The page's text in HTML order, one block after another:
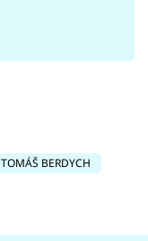
TOMÁŠ BERDYCH